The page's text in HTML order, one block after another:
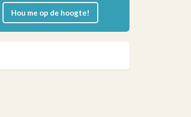
Hou me op de hoogte!